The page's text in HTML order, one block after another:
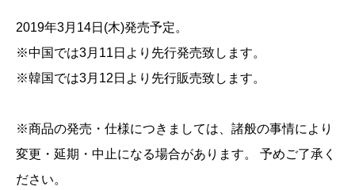
2019年3月14日(木)発売予定。
※中国では3月11日より先行発売致します。
※韓国では3月12日より先行販売致します。
※商品の発売・仕様につきましては、諸般の事情により
変更・延期・中止になる場合があります。 予めご了承く
ださい。